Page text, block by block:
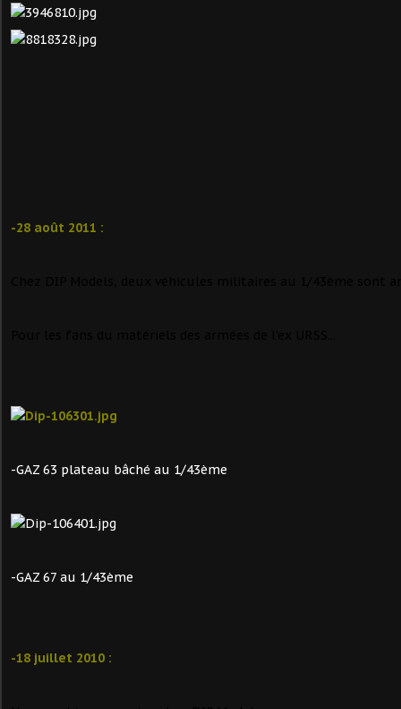
-28 août 2011 :
-GAZ 63 plateau bâché au 1/43ème
-GAZ 67 au 1/43ème
-18 juillet 2010 :